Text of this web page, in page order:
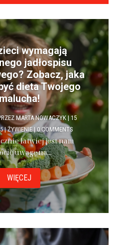
wymagają
jadłospisu
Zobacz, jaka
dieta Twojego
malucha!
MARTA NOWACZYK |15
|ŻYWIENIE| 0 COMMENTS
łatwiej jest nam
uwagę na...
WIĘCEJ